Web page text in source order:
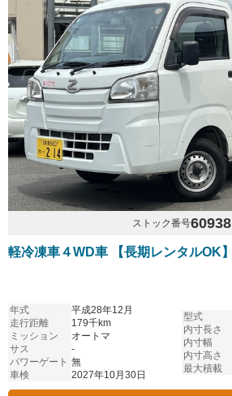
ストック番号60938
軽冷凍車４WD車 【長期レンタルOK】
年式
平成28年12月
走行距離
179千km
ミッション
オートマ
サス
-
パワーゲート 無
車検
2027年10月30日
型式
内寸長さ
内寸幅
内寸高さ
最大積載